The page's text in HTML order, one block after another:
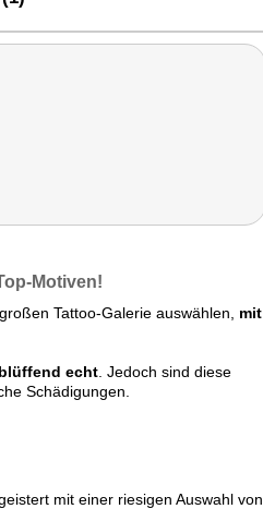
Motiven!
Tattoo-Galerie auswählen, mit
echt . Jedoch sind diese
Schädigungen.
mit einer riesigen Auswahl von